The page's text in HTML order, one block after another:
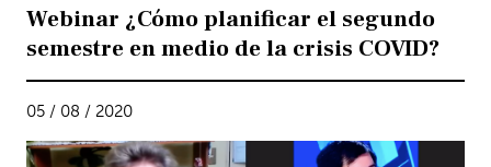
Webinar ¿Cómo planificar el segundo
semestre en medio de la crisis COVID?
05 / 08 / 2020